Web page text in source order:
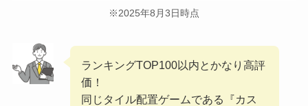
※2025年8月3日時点
ランキングTOP100以内とかなり高評
価！
同じタイル配置ゲームである『カス